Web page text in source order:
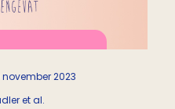
november 2023
et al.